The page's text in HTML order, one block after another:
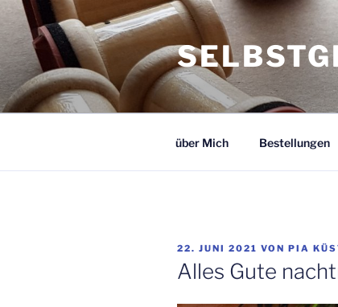
Zum
Inhalt
springen
über Mich Bestellungen
VERÖFFENTLICHT
AM
22. JUNI 2021 VON PIA
Alles Gute